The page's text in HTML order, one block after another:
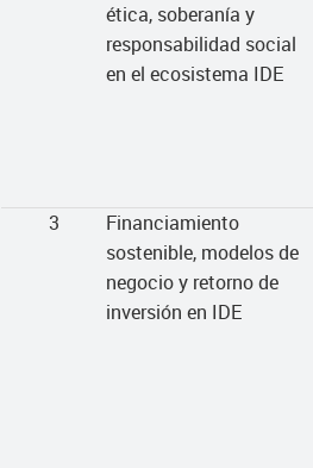
ética, soberanía y
responsabilidad social
en el ecosistema IDE
3
Financiamiento
sostenible, modelos de
negocio y retorno de
inversión en IDE